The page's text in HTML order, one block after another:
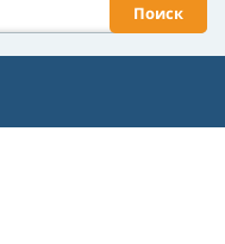
Поиск